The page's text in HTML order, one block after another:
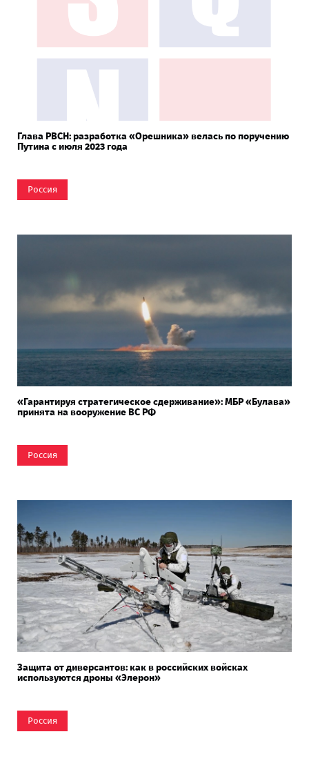
Глава РВСН: разработка «Орешника» велась по поручению
Путина с июля 2023 года
Россия
«Гарантируя стратегическое сдерживание»: МБР «Булава»
принята на вооружение ВС РФ
Россия
Защита от диверсантов: как в российских войсках
используются дроны «Элерон»
Россия